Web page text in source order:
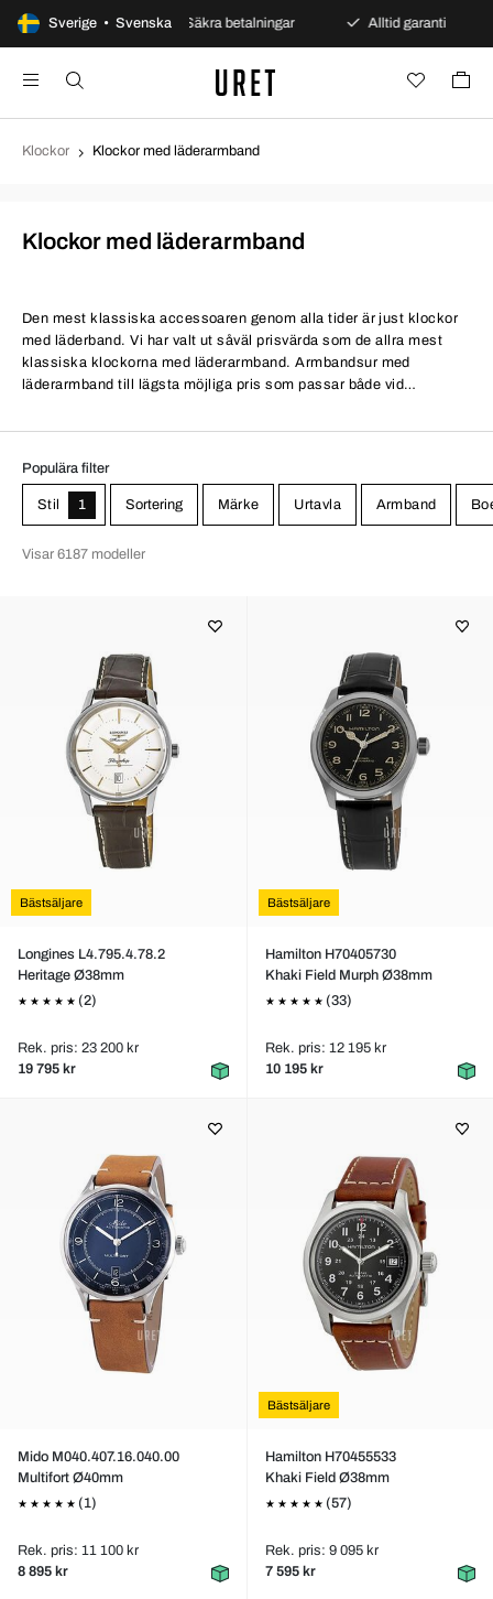
Sverige • Svenska
köp Säkra betalningar Alltid garanti
Klockor Klockor med läderarmband
Klockor med läderarmband
Den mest klassiska accessoaren genom alla tider är just klockor
med läderband. Vi har valt ut såväl prisvärda som de allra mest
klassiska klockorna med läderarmband. Armbandsur med
läderarmband till lägsta möjliga pris som passar både vid
Populära filter
Sortering
Stil 1 Märke Urtavla Armband
Visar 6187 modeller
Bästsäljare
Longines L4.795.4.78.2
Heritage Ø38mm
(2)
Rek. pris: 23 200 kr
19 795 kr
Bästsäljare
Hamilton H70405730
Khaki Field Murph Ø38mm
(33)
Rek. pris: 12 195 kr
10 195 kr
Mido M040.407.16.040.00
Multifort Ø40mm
(1)
Rek. pris: 11 100 kr
8 895 kr
Bästsäljare
Hamilton H70455533
Khaki Field Ø38mm
(57)
Rek. pris: 9 095 kr
7 595 kr